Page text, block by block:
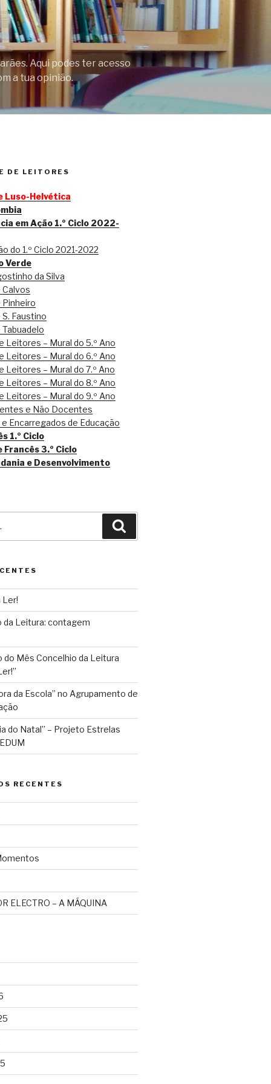
Aqui podes ter acesso
a tua opinião.
DE LEITORES
Luso-Helvética
em Ação 1.º Ciclo 2022-
do 1.º Ciclo 2021-2022
Verde
da Silva
Calvos
Pinheiro
S. Faustino
Tabuadelo
Leitores – Mural do 5.º Ano
Leitores – Mural do 6.º Ano
Leitores – Mural do 7.º Ano
Leitores – Mural do 8.º Ano
Leitores – Mural do 9.º Ano
e Não Docentes
Encarregados de Educação
1.º Ciclo
Francês 3.º Ciclo
e Desenvolvimento
Ler!
da Leitura: contagem
do Mês Concelhio da Leitura
da Escola” no Agrupamento de
do Natal” – Projeto Estrelas
RECENTES
ELECTRO – A MÁQUINA